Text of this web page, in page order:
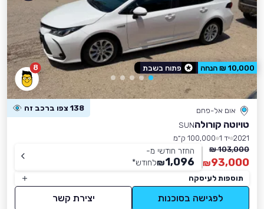
8
אום אל-פחם 138 צפו ברכב זה
טויוטה קורולהSUN
2021 יד 1
100,000 ק״מ
103,000 ₪
93,000
₪
החזר חודשי מ-
1,096
₪לחודש*
תוספות לעיסקה
לפגישה בסוכנות יצירת קשר
10,000 ₪ הנחה פתוח בשבת